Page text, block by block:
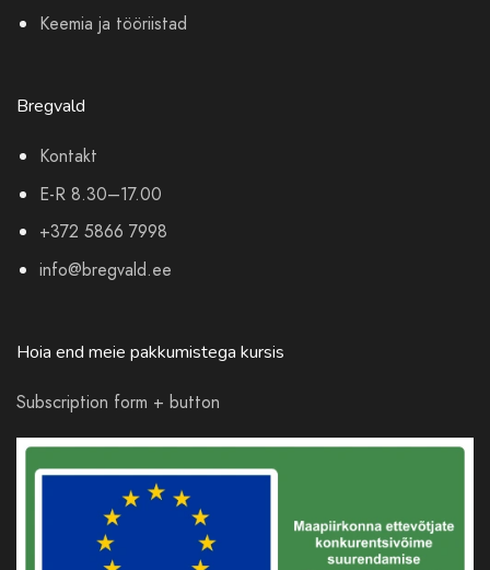
Keemia ja tööriistad
Bregvald
Kontakt
E-R 8.30–17.00
+372 5866 7998
info@bregvald.ee
Hoia end meie pakkumistega kursis
Subscription form + button